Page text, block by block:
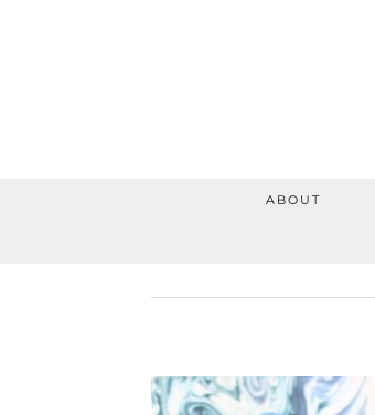
ABOUT